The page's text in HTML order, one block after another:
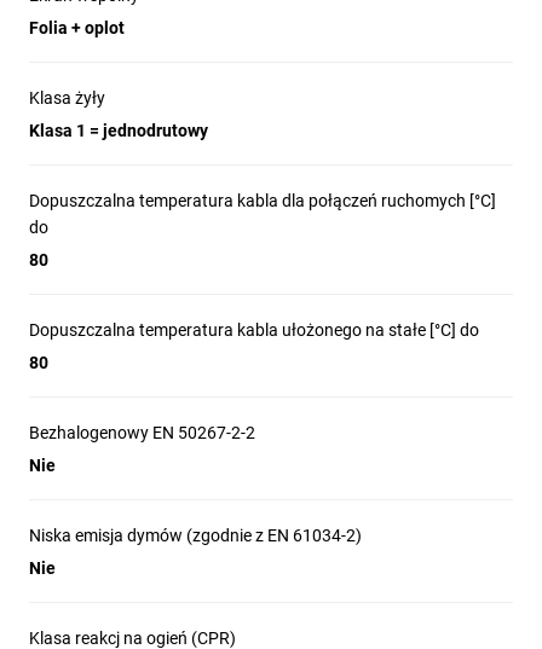
Folia + oplot
Klasa żyły
Klasa 1 = jednodrutowy
Dopuszczalna temperatura kabla dla połączeń ruchomych [°C]
do
80
Dopuszczalna temperatura kabla ułożonego na stałe [°C] do
80
Bezhalogenowy EN 50267-2-2
Nie
Niska emisja dymów (zgodnie z EN 61034-2)
Nie
Klasa reakcj na ogień (CPR)